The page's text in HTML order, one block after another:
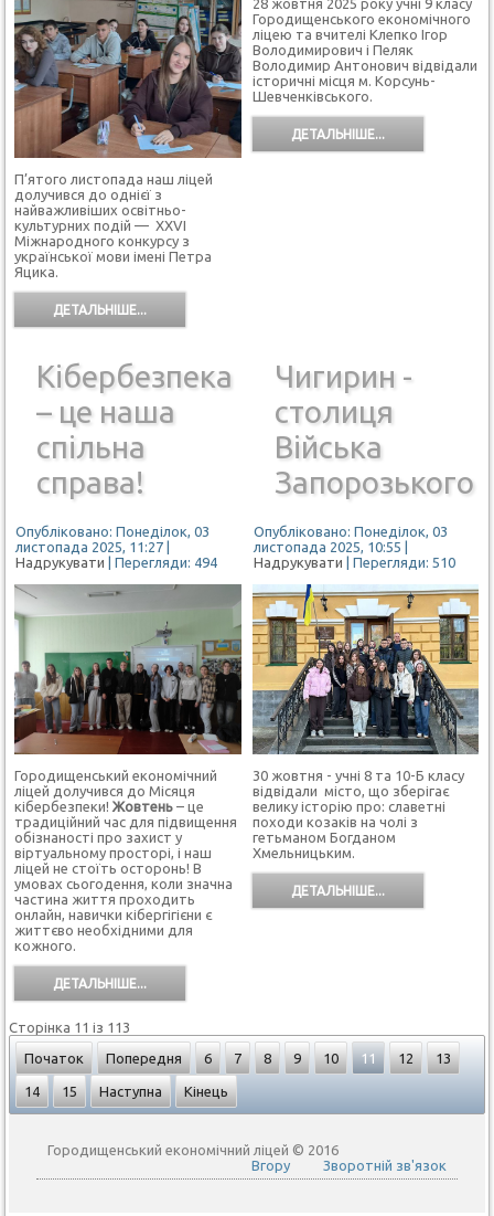
П’ятого листопада наш ліцей
долучився до однієї з
найважливіших освітньо-
культурних подій — ХХVІ
Міжнародного конкурсу з
української мови імені Петра
Яцика.
ДЕТАЛЬНІШЕ...
28 жовтня 2025 року учні 9 класу
Городищенського економічного
ліцею та вчителі Клепко Ігор
Володимирович і Пеляк
Володимир Антонович відвідали
історичні місця м. Корсунь-
Шевченківського.
ДЕТАЛЬНІШЕ...
Кібербезпека
– це наша
спільна
справа!
Опубліковано: Понеділок, 03
листопада 2025, 11:27 |
Надрукувати | Перегляди: 494
Городищенський економічний
ліцей долучився до Місяця
кібербезпеки!Жовтень – це
традиційний час для підвищення
обізнаності про захист у
віртуальному просторі, і наш
ліцей не стоїть осторонь! В
умовах сьогодення, коли значна
частина життя проходить
онлайн, навички кібергігієни є
життєво необхідними для
кожного.
ДЕТАЛЬНІШЕ...
Чигирин -
столиця
Війська
Запорозького
Опубліковано: Понеділок, 03
листопада 2025, 10:55 |
Надрукувати | Перегляди: 510
30 жовтня - учні 8 та 10-Б класу
відвідали місто, що зберігає
велику історію про: славетні
походи козаків на чолі з
гетьманом Богданом
Хмельницьким.
ДЕТАЛЬНІШЕ...
Сторінка 11 із 113
Початок
Попередня 6 7 8 9 10 11 12 13
14 15 Наступна Кінець
Городищенський економічний ліцей © 2016
Вгору
Зворотній зв'язок